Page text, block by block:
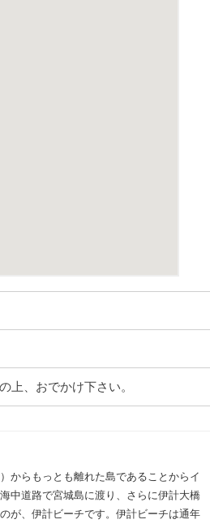
上、おでかけ下さい。
からもっとも離れた島であることからイ
中道路で宮城島に渡り、さらに伊計大橋
が、伊計ビーチです。伊計ビーチは通年